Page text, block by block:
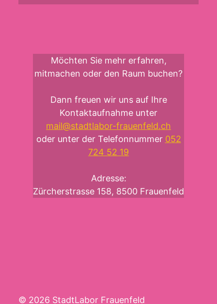
Möchten Sie mehr erfahren,
mitmachen oder den Raum buchen?
Dann freuen wir uns auf Ihre
Kontaktaufnahme unter
mail@stadtlabor-frauenfeld.ch
oder unter der Telefonnummer 052
724 52 19
Adresse:
Zürcherstrasse 158, 8500 Frauenfeld
© 2026 StadtLabor Frauenfeld